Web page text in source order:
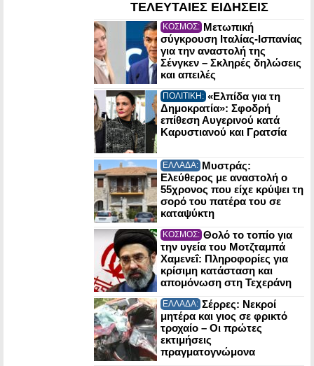
ΤΕΛΕΥΤΑΙΕΣ ΕΙΔΗΣΕΙΣ
ΚΟΣΜΟΣ: Μετωπική
σύγκρουση Ιταλίας-Ισπανίας
για την αναστολή της
Σένγκεν – Σκληρές δηλώσεις
και απειλές
ΠΟΛΙΤΙΚΗ: «Ελπίδα για τη
Δημοκρατία»: Σφοδρή
επίθεση Αυγερινού κατά
Καρυστιανού και Γρατσία
ΕΛΛΑΔΑ: Μυστράς:
Ελεύθερος με αναστολή ο
55χρονος που είχε κρύψει τη
σορό του πατέρα του σε
καταψύκτη
ΚΟΣΜΟΣ: Θολό το τοπίο για
την υγεία του Μοτζταμπά
Χαμενεΐ: Πληροφορίες για
κρίσιμη κατάσταση και
απομόνωση στη Τεχεράνη
ΕΛΛΑΔΑ: Σέρρες: Νεκροί
μητέρα και γιος σε φρικτό
τροχαίο – Οι πρώτες
εκτιμήσεις
πραγματογνώμονα